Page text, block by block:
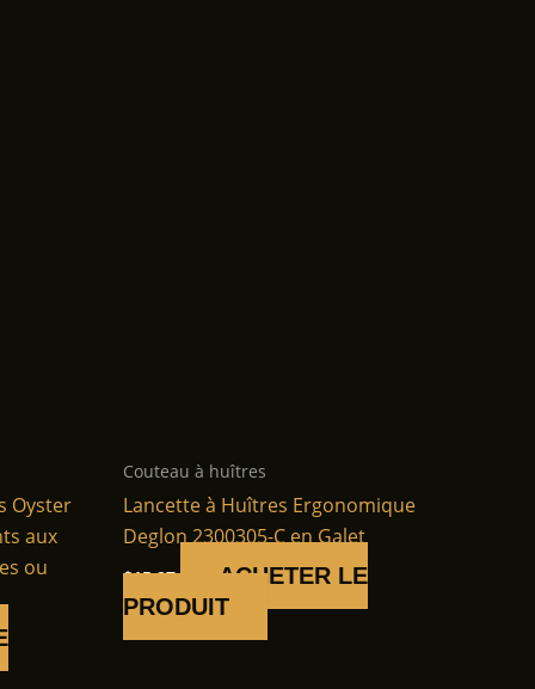
Oyster
aux
ou
Couteau à huîtres
Lancette à Huîtres Ergonomique
Deglon 2300305-C en Galet
$15.27
ACHETER LE
PRODUIT